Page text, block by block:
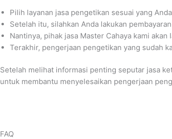
Pilih layanan jasa pengetikan sesuai yang
Setelah itu, silahkan Anda lakukan
Nantinya, pihak jasa Master Cahaya kami
Terakhir, pengerjaan pengetikan yang sudah
Setelah melihat informasi penting seputar jasa
untuk membantu menyelesaikan pengerjaan
FAQ